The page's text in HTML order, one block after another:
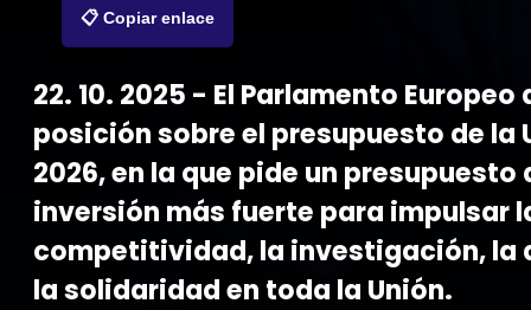
📋 Copiar enlace
22. 10. 2025 - El Parlamento
posición sobre el presupuesto de la
2026, en la que pide un presupuesto
inversión más fuerte para impulsar
competitividad, la investigación, la
la solidaridad en toda la Unión.